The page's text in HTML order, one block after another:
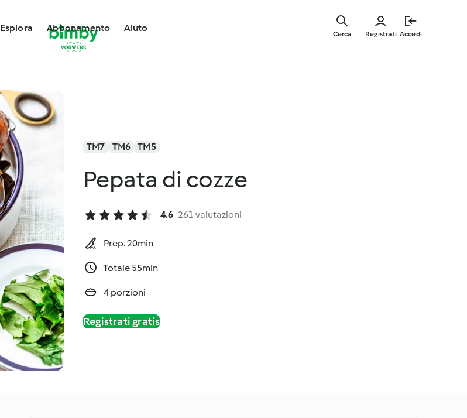
Esplora Abbonamento Aiuto
Registrati Accedi
Cerca
TM7 TM6 TM5
Pepata di cozze
4.6 261 valutazioni
Prep. 20min
Totale 55min
4 porzioni
Registrati gratis